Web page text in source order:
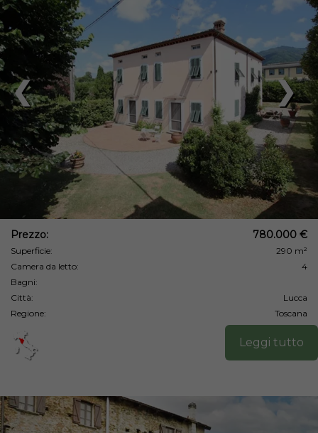
❯
❮
Prezzo: 780.000 €
Superficie:
290 m²
Camera da letto:
4
Bagni:
Città:
Lucca
Regione:
Toscana
Leggi tutto